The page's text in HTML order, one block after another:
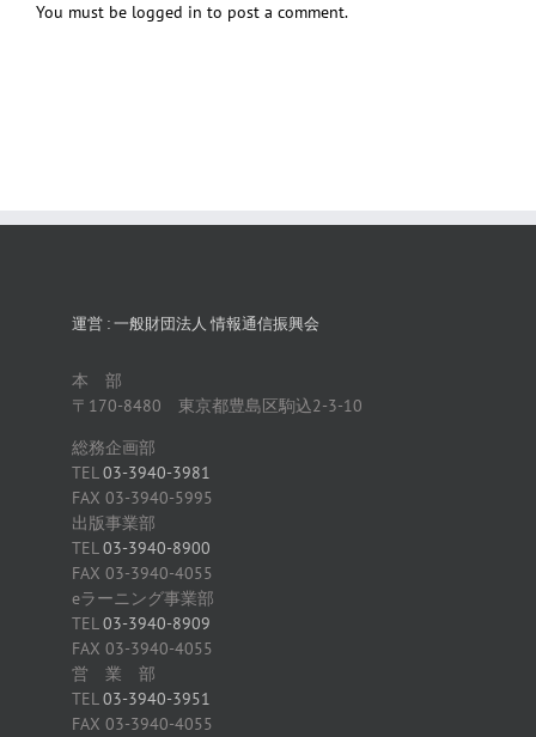
You must be logged in to post a comment.
運営 : 一般財団法人 情報通信振興会
本 部
〒170-8480 東京都豊島区駒込2-3-10
総務企画部
TEL03-3940-3981
FAX 03-3940-5995
出版事業部
TEL03-3940-8900
FAX 03-3940-4055
eラーニング事業部
TEL03-3940-8909
FAX 03-3940-4055
営 業 部
TEL03-3940-3951
FAX 03-3940-4055